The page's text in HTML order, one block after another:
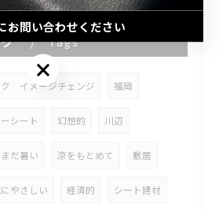
Tags
ク イメージチェンジ 福岡
シート 幻想的 川辺
だ暑い 涼をもとめて 敷居
やさしい 経済的 シート建材
お問い合わせください
お問い合わせください